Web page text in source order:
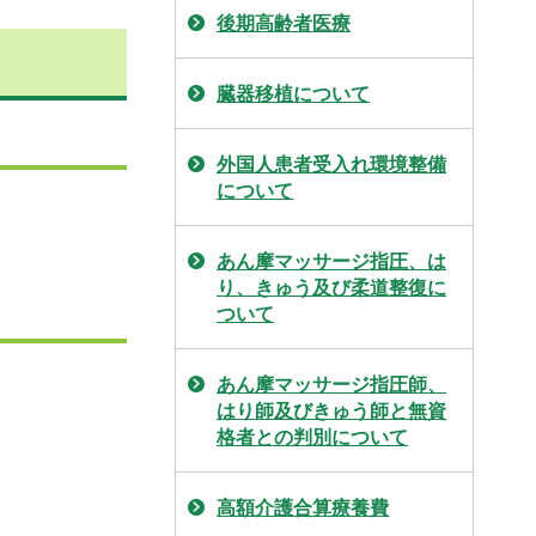
後期高齢者医療
臓器移植について
外国人患者受入れ環境整備
について
あん摩マッサージ指圧、は
り、きゅう及び柔道整復に
ついて
あん摩マッサージ指圧師、
はり師及びきゅう師と無資
格者との判別について
高額介護合算療養費